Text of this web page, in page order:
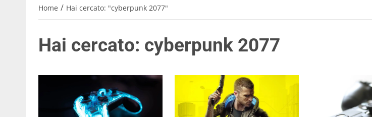
Home / Hai cercato: "cyberpunk 2077"
Hai cercato: cyberpunk 2077